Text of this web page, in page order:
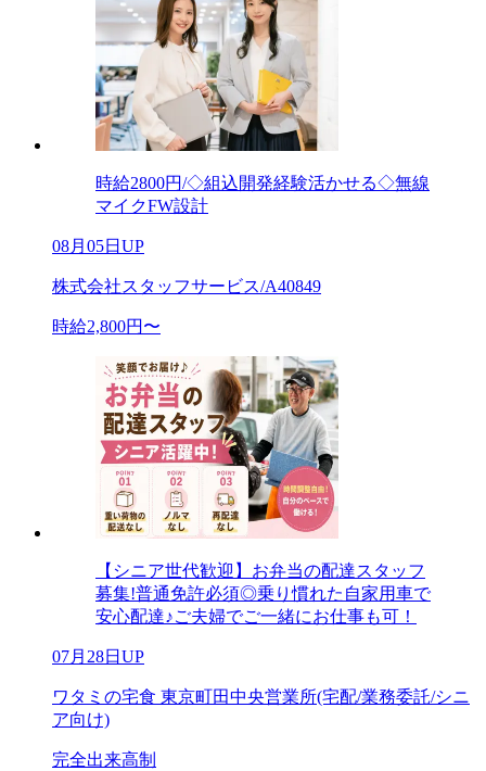
時給2800円/◇組込開発経験活かせる◇無線
マイクFW設計
08月05日UP
株式会社スタッフサービス/A40849
時給2,800円〜
【シニア世代歓迎】お弁当の配達スタッフ
募集!普通免許必須◎乗り慣れた自家用車で
安心配達♪ご夫婦でご一緒にお仕事も可！
07月28日UP
ワタミの宅食 東京町田中央営業所(宅配/業務委託/シニ
ア向け)
完全出来高制